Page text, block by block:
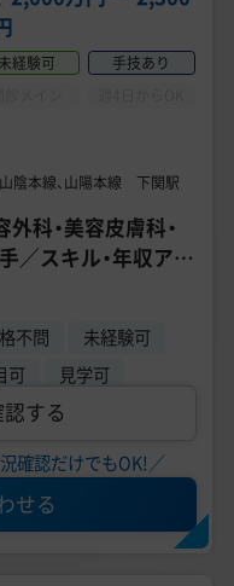
験談
せ
未経験可
手技あり
山陰本線、山陽本線 下関駅
科・美容皮膚科・
／スキル・年収アッ
ニック 下関院】
不問
未経験可
可 見学可
する
確認だけでもOK!／
せる